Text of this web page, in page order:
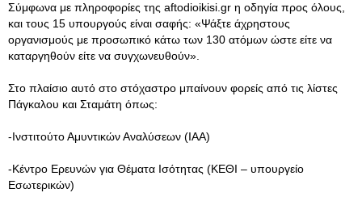
Σύμφωνα με πληροφορίες της aftodioikisi.gr η οδηγία προς όλους,
και τους 15 υπουργούς είναι σαφής: «Ψάξτε άχρηστους
οργανισμούς με προσωπικό κάτω των 130 ατόμων ώστε είτε να
καταργηθούν είτε να συγχωνευθούν».
Στο πλαίσιο αυτό στο στόχαστρο μπαίνουν φορείς από τις λίστες
Πάγκαλου και Σταμάτη όπως:
-Ινστιτούτο Αμυντικών Αναλύσεων (ΙΑΑ)
-Κέντρο Ερευνών για Θέματα Ισότητας (ΚΕΘΙ – υπουργείο
Εσωτερικών)